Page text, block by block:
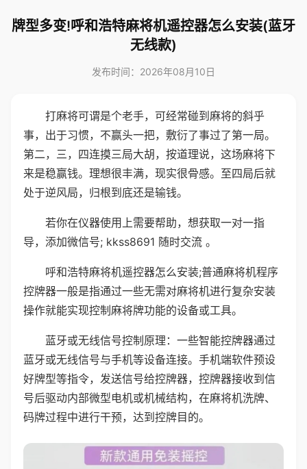
牌型多变!呼和浩特麻将机遥控器怎么安装(蓝牙
无线款)
发布时间：2026年08月10日
打麻将可谓是个老手，可经常碰到麻将的斜乎
事，出于习惯，不赢头一把，敷衍了事过了第一局。
第二，三，四连摸三局大胡，按道理说，这场麻将下
来是稳赢钱。理想很丰满，现实很骨感。至四局后就
处于逆风局，归根到底还是输钱。
若你在仪器使用上需要帮助，想获取一对一指
导，添加微信号; kkss8691 随时交流 。
呼和浩特麻将机遥控器怎么安装;普通麻将机程序
控牌器一般是指通过一些无需对麻将机进行复杂安装
操作就能实现控制麻将牌功能的设备或工具。
蓝牙或无线信号控制原理：一些智能控牌器通过
蓝牙或无线信号与手机等设备连接。手机端软件预设
好牌型等指令，发送信号给控牌器，控牌器接收到信
号后驱动内部微型电机或机械结构，在麻将机洗牌、
码牌过程中进行干预，达到控牌目的。